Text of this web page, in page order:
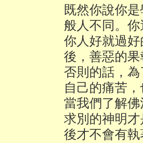
既然你說你
般人不同。
你人好就過
後，善惡的
否則的話，
自己的痛苦
當我們了解
求別的神明
後才不會有